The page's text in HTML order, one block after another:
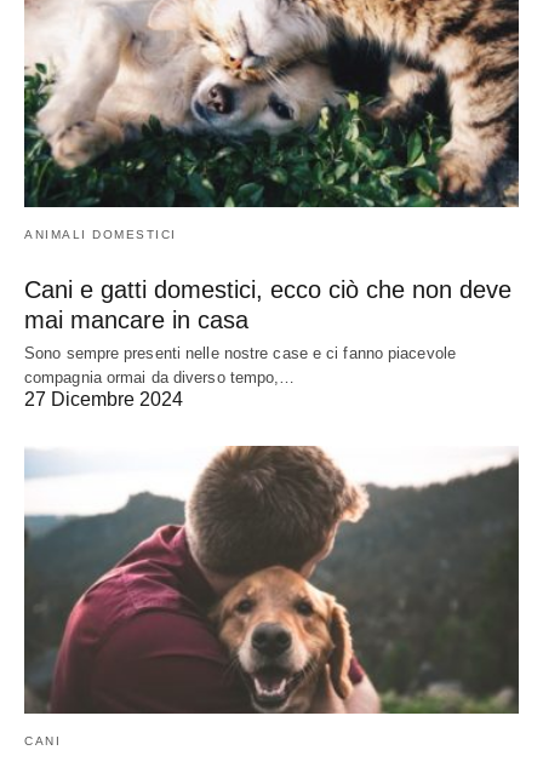
ANIMALI DOMESTICI
Cani e gatti domestici, ecco ciò che non deve
mai mancare in casa
Sono sempre presenti nelle nostre case e ci fanno piacevole
compagnia ormai da diverso tempo,…
27 Dicembre 2024
CANI